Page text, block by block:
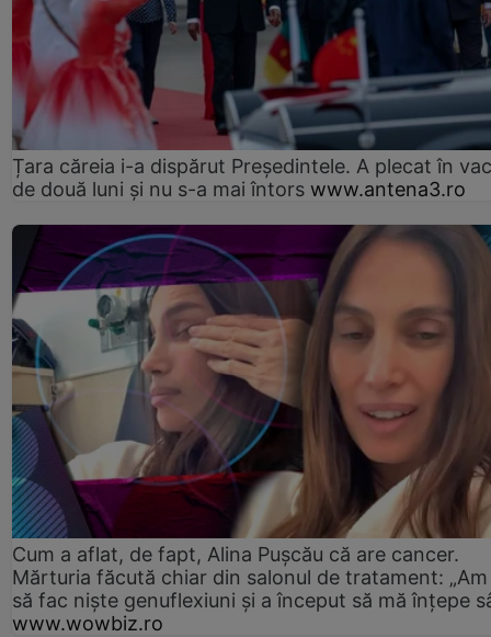
Țara căreia i-a dispărut Președintele. A plecat în
de două luni și nu s-a mai întors www.antena3.ro
Cum a aflat, de fapt, Alina Pușcău că are cancer.
Mărturia făcută chiar din salonul de tratament:
să fac niște genuflexiuni și a început să mă înțepe
www.wowbiz.ro